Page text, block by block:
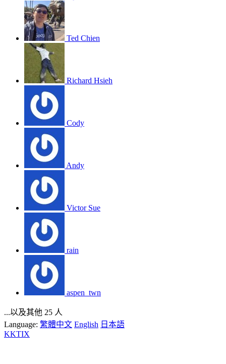
Ted Chien
Richard Hsieh
Cody
Andy
Victor Sue
rain
aspen_twn
...以及其他 25 人
Language: 繁體中文 English 日本語
KKTIX